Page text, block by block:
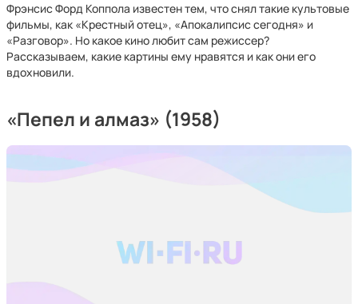
Фрэнсис Форд Коппола известен тем, что снял такие культовые
фильмы, как «Крестный отец», «Апокалипсис сегодня» и
«Разговор». Но какое кино любит сам режиссер?
Рассказываем, какие картины ему нравятся и как они его
вдохновили.
«Пепел и алмаз» (1958)